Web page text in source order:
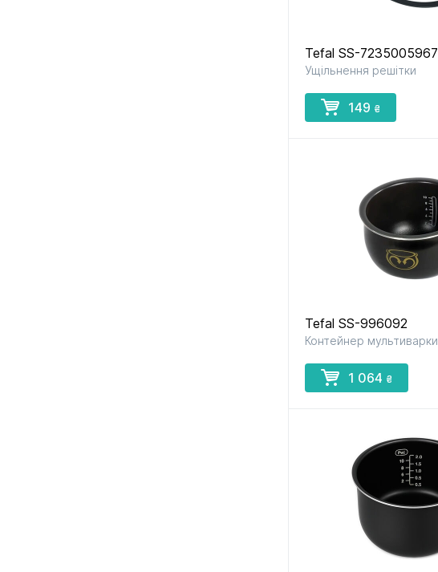
Tefal SS-7235005967
Ущільнення решітки
149 ₴
Tefal SS-996092
Контейнер мультиварки
1 064 ₴